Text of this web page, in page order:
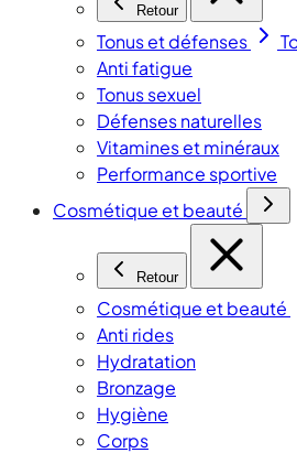
Retour
Tonus et défenses
Anti fatigue
Tonus sexuel
Défenses naturelles
Vitamines et minéraux
Performance sportive
Cosmétique et beauté
Retour
Cosmétique et beauté
Anti rides
Hydratation
Bronzage
Hygiène
Corps